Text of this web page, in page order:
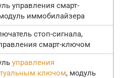
управления смарт-
иммобилайзера
стоп-сигнала,
смарт-ключом
управления
ключом, модуль